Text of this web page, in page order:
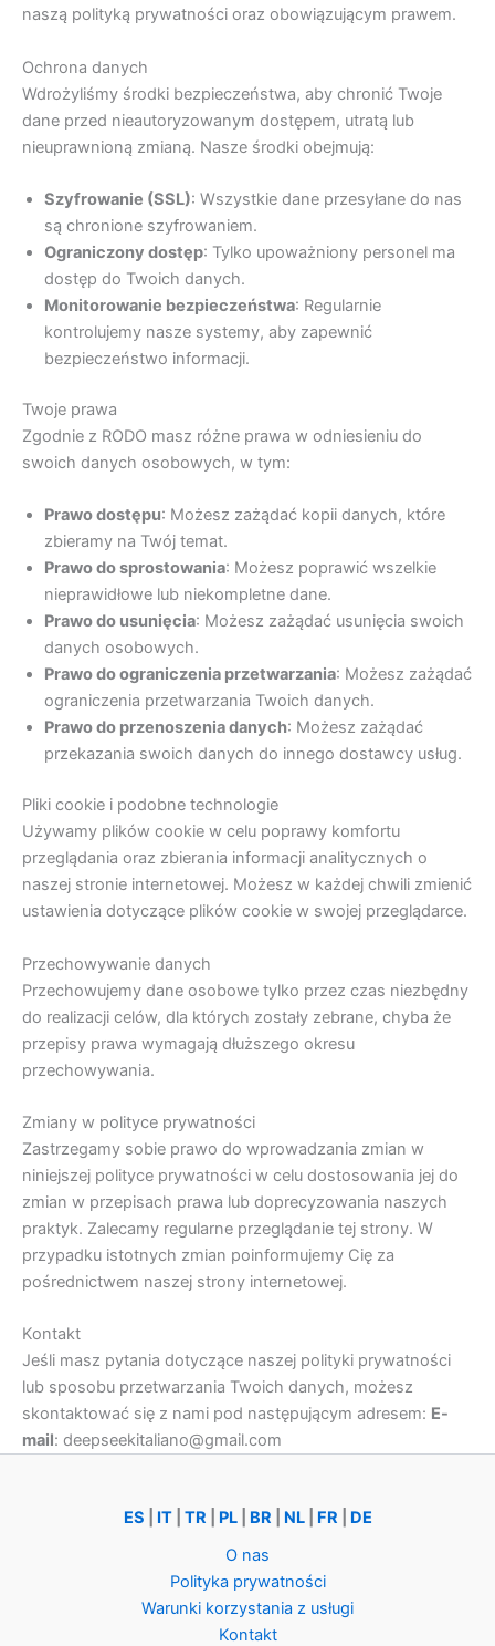
naszą polityką prywatności oraz obowiązującym prawem.
Ochrona danych
Wdrożyliśmy środki bezpieczeństwa, aby chronić Twoje
dane przed nieautoryzowanym dostępem, utratą lub
nieuprawnioną zmianą. Nasze środki obejmują:
Szyfrowanie (SSL): Wszystkie dane przesyłane do nas
są chronione szyfrowaniem.
Ograniczony dostęp: Tylko upoważniony personel ma
dostęp do Twoich danych.
Monitorowanie bezpieczeństwa: Regularnie
kontrolujemy nasze systemy, aby zapewnić
bezpieczeństwo informacji.
Twoje prawa
Zgodnie z RODO masz różne prawa w odniesieniu do
swoich danych osobowych, w tym:
Prawo dostępu: Możesz zażądać kopii danych, które
zbieramy na Twój temat.
Prawo do sprostowania: Możesz poprawić wszelkie
nieprawidłowe lub niekompletne dane.
Prawo do usunięcia: Możesz zażądać usunięcia swoich
danych osobowych.
Prawo do ograniczenia przetwarzania: Możesz zażądać
ograniczenia przetwarzania Twoich danych.
Prawo do przenoszenia danych: Możesz zażądać
przekazania swoich danych do innego dostawcy usług.
Pliki cookie i podobne technologie
Używamy plików cookie w celu poprawy komfortu
przeglądania oraz zbierania informacji analitycznych o
naszej stronie internetowej. Możesz w każdej chwili zmienić
ustawienia dotyczące plików cookie w swojej przeglądarce.
Przechowywanie danych
Przechowujemy dane osobowe tylko przez czas niezbędny
do realizacji celów, dla których zostały zebrane, chyba że
przepisy prawa wymagają dłuższego okresu
przechowywania.
Zmiany w polityce prywatności
Zastrzegamy sobie prawo do wprowadzania zmian w
niniejszej polityce prywatności w celu dostosowania jej do
zmian w przepisach prawa lub doprecyzowania naszych
praktyk. Zalecamy regularne przeglądanie tej strony. W
przypadku istotnych zmian poinformujemy Cię za
pośrednictwem naszej strony internetowej.
Kontakt
Jeśli masz pytania dotyczące naszej polityki prywatności
lub sposobu przetwarzania Twoich danych, możesz
skontaktować się z nami pod następującym adresem: E-
mail: deepseekitaliano@gmail.com
ES IT| TR PL| BR NL| FR
DE
O nas
Polityka prywatności
Warunki korzystania z usługi
Kontakt